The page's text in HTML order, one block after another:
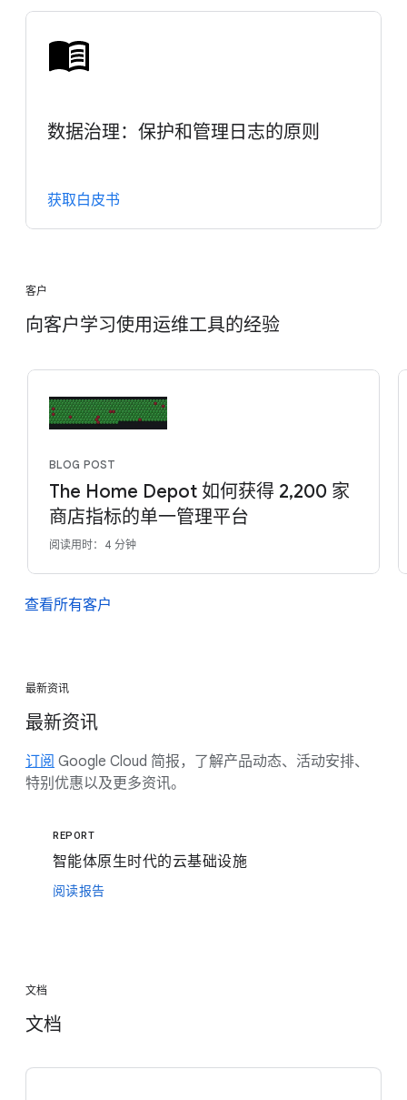
数据治理：保护和管理日志的原则
获取白皮书
客户
向客户学习使用运维工具的经验
BLOG POST
The Home Depot 如何获得 2,200 家
商店指标的单一管理平台
阅读用时：4 分钟
查看所有客户
最新资讯
最新资讯
订阅 Google Cloud 简报，了解产品动态、活动安排、
特别优惠以及更多资讯。
REPORT
智能体原生时代的云基础设施
阅读报告
文档
文档